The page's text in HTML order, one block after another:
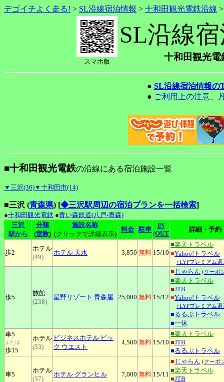
デゴイチよく走る! > SL沿線宿泊情報 > 十和田観光電鉄沿線
スマホ版
SL沿線
十和田観光電
● SL沿線宿泊情報の
● ご利用上の注意、
■十和田観光電鉄の沿線にある宿泊施設一覧
▼三沢(36)▼十和田市(14)
■三沢 (青森県) [◆三沢駅周辺の宿泊プランを一括検索]
●十和田観光電鉄 ●青い森鉄道(八戸-青森)
三沢
駅から
分類
(室数)
施設名称
(クリックで詳細表示)
料金 駐車
IN
/OUT
詳細・予約
歩2
ホテル
(49)
ホテル 天水 3,850 無料 15/10
■楽天トラベル
■Yahoo!トラベル
↑LYPプレミアム還
歩5
旅館
(238)
星野リゾート 青森屋 25,000 無料 15/12
■ じゃらん (クーポ
■楽天トラベル
■JTB
■Yahoo!トラベル
↑LYPプレミアム還
■るるぶトラベル
■一休
車5
または
歩15
ホテル
(33)
ビジネスホテル ビッ
ク ウエスト
4,500 無料 15/10
■楽天トラベル
■JTB
■るるぶトラベル
車5
ホテル
(37)
ホテル グランヒル 7,000 無料 15/11
■ じゃらん (クーポ
■楽天トラベル
■JTB